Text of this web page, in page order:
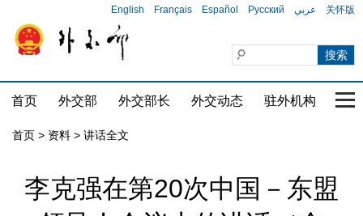
English Français Español Русский عربي 关怀版
首页 外交部 外交部长 外交动态 驻外机构 国
首页 > 资料 > 讲话全文
李克强在第20次中国－东盟